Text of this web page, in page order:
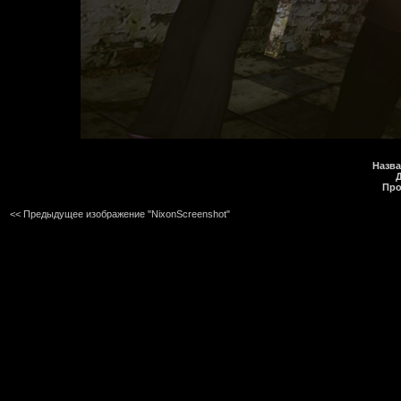
<< Предыдущее изображение "NixonScreenshot"